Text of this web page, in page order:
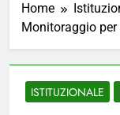
Home
Monitoraggio per
ISTITUZIONALE